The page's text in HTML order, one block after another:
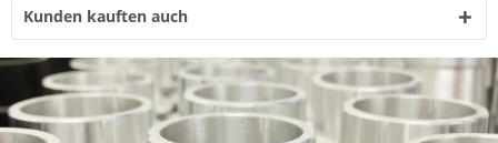
Kunden kauften auch